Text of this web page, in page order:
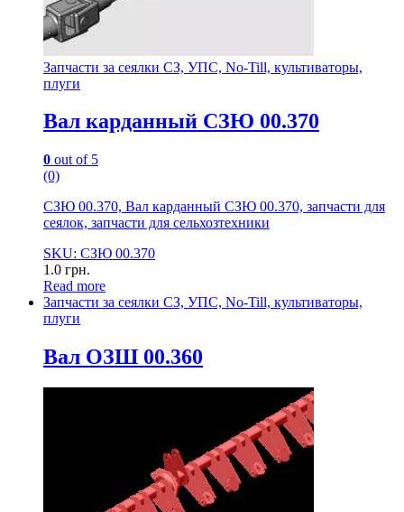
Запчасти за сеялки СЗ, УПС, No-Till, культиваторы,
плуги
Вал карданный СЗЮ 00.370
0 out of 5
(0)
СЗЮ 00.370, Вал карданный СЗЮ 00.370, запчасти для
сеялок, запчасти для сельхозтехники
SKU: СЗЮ 00.370
1.0 грн.
Read more
Запчасти за сеялки СЗ, УПС, No-Till, культиваторы,
плуги
Вал ОЗШ 00.360